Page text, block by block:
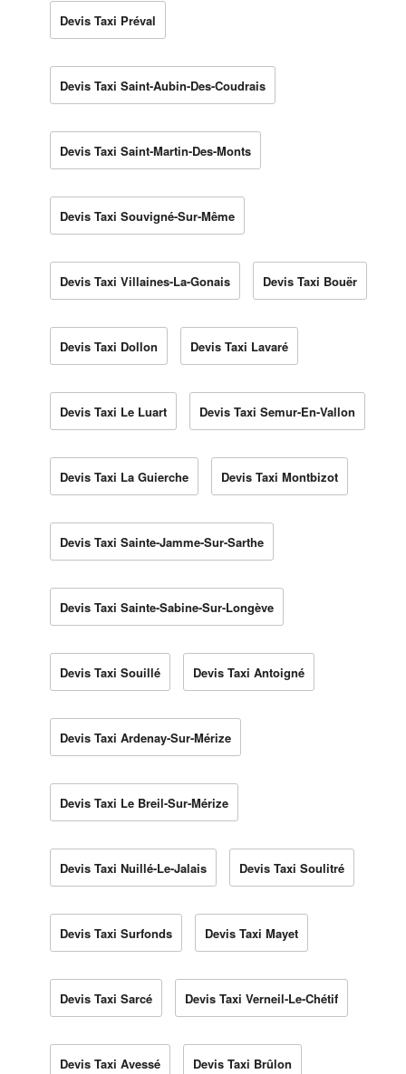
Devis Taxi Préval
Devis Taxi Saint-Aubin-Des-Coudrais
Devis Taxi Saint-Martin-Des-Monts
Devis Taxi Souvigné-Sur-Même
Devis Taxi Villaines-La-Gonais Devis Taxi Bouër
Devis Taxi Dollon Devis Taxi Lavaré
Devis Taxi Le Luart Devis Taxi Semur-En-Vallon
Devis Taxi La Guierche Devis Taxi Montbizot
Devis Taxi Sainte-Jamme-Sur-Sarthe
Devis Taxi Sainte-Sabine-Sur-Longève
Devis Taxi Souillé Devis Taxi Antoigné
Devis Taxi Ardenay-Sur-Mérize
Devis Taxi Le Breil-Sur-Mérize
Devis Taxi Nuillé-Le-Jalais Devis Taxi Soulitré
Devis Taxi Surfonds Devis Taxi Mayet
Devis Taxi Sarcé Devis Taxi Verneil-Le-Chétif
Devis Taxi Avessé Devis Taxi Brûlon